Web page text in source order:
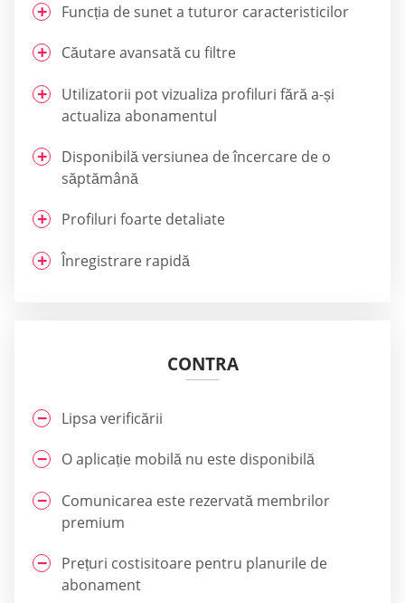
Funcția de sunet a tuturor caracteristicilor
Căutare avansată cu filtre
Utilizatorii pot vizualiza profiluri fără a-și
actualiza abonamentul
Disponibilă versiunea de încercare de o
săptămână
Profiluri foarte detaliate
Înregistrare rapidă
CONTRA
Lipsa verificării
O aplicație mobilă nu este disponibilă
Comunicarea este rezervată membrilor
premium
Prețuri costisitoare pentru planurile de
abonament